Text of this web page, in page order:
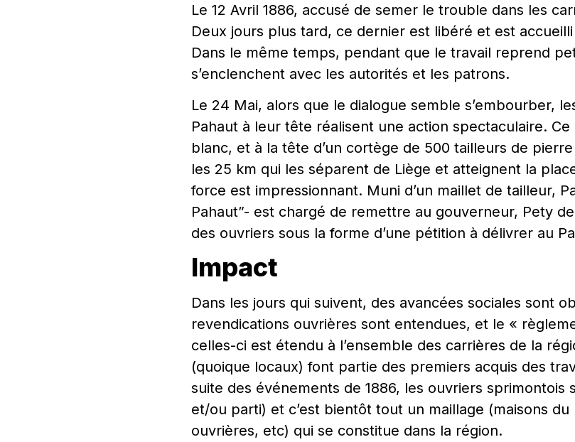
Le 12 Avril 1886, accusé de semer le trouble dans les
Deux jours plus tard, ce dernier est libéré et est
Dans le même temps, pendant que le travail reprend
s’enclenchent avec les autorités et les patrons.
Le 24 Mai, alors que le dialogue semble s’embourber,
Pahaut à leur tête réalisent une action spectaculaire.
blanc, et à la tête d’un cortège de 500 tailleurs de
les 25 km qui les séparent de Liège et atteignent la
force est impressionnant. Muni d’un maillet de tailleur,
Pahaut”- est chargé de remettre au gouverneur, Pety
des ouvriers sous la forme d’une pétition à délivrer au
Impact
Dans les jours qui suivent, des avancées sociales sont
revendications ouvrières sont entendues, et le «
celles-ci est étendu à l’ensemble des carrières de la
(quoique locaux) font partie des premiers acquis des
suite des événements de 1886, les ouvriers sprimontois
et/ou parti) et c’est bientôt tout un maillage (maisons
ouvrières, etc) qui se constitue dans la région.